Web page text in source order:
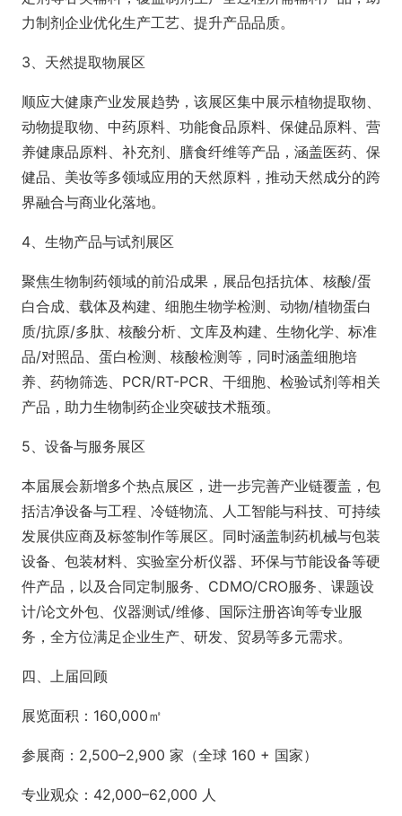
力制剂企业优化生产工艺、提升产品品质。
3、天然提取物展区
顺应大健康产业发展趋势，该展区集中展示植物提取物、
动物提取物、中药原料、功能食品原料、保健品原料、营
养健康品原料、补充剂、膳食纤维等产品，涵盖医药、保
健品、美妆等多领域应用的天然原料，推动天然成分的跨
界融合与商业化落地。
4、生物产品与试剂展区
聚焦生物制药领域的前沿成果，展品包括抗体、核酸/蛋
白合成、载体及构建、细胞生物学检测、动物/植物蛋白
质/抗原/多肽、核酸分析、文库及构建、生物化学、标准
品/对照品、蛋白检测、核酸检测等，同时涵盖细胞培
养、药物筛选、PCR/RT-PCR、干细胞、检验试剂等相关
产品，助力生物制药企业突破技术瓶颈。
5、设备与服务展区
本届展会新增多个热点展区，进一步完善产业链覆盖，包
括洁净设备与工程、冷链物流、人工智能与科技、可持续
发展供应商及标签制作等展区。同时涵盖制药机械与包装
设备、包装材料、实验室分析仪器、环保与节能设备等硬
件产品，以及合同定制服务、CDMO/CRO服务、课题设
计/论文外包、仪器测试/维修、国际注册咨询等专业服
务，全方位满足企业生产、研发、贸易等多元需求。
四、上届回顾
展览面积：160,000㎡
参展商：2,500–2,900 家（全球 160 + 国家）
专业观众：42,000–62,000 人